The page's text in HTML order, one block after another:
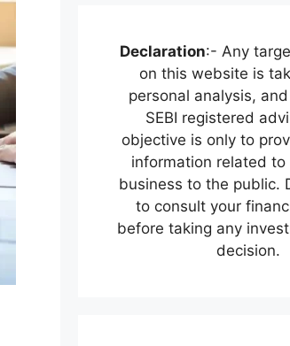
Declaration:- Any
on this website is
personal analysis,
SEBI registered
objective is only to
information related to
business to the public.
to consult your
before taking any
decision.